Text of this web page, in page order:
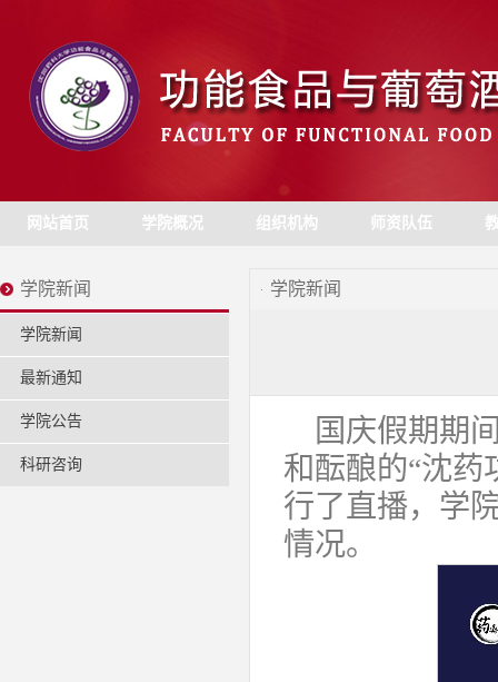
网站首页 学院概况 组织机构 师资队伍
学院新闻
学院新闻
最新通知
学院公告
科研咨询
学院新闻
国庆假期期
和酝酿的“沈药
行了直播，学
情况。